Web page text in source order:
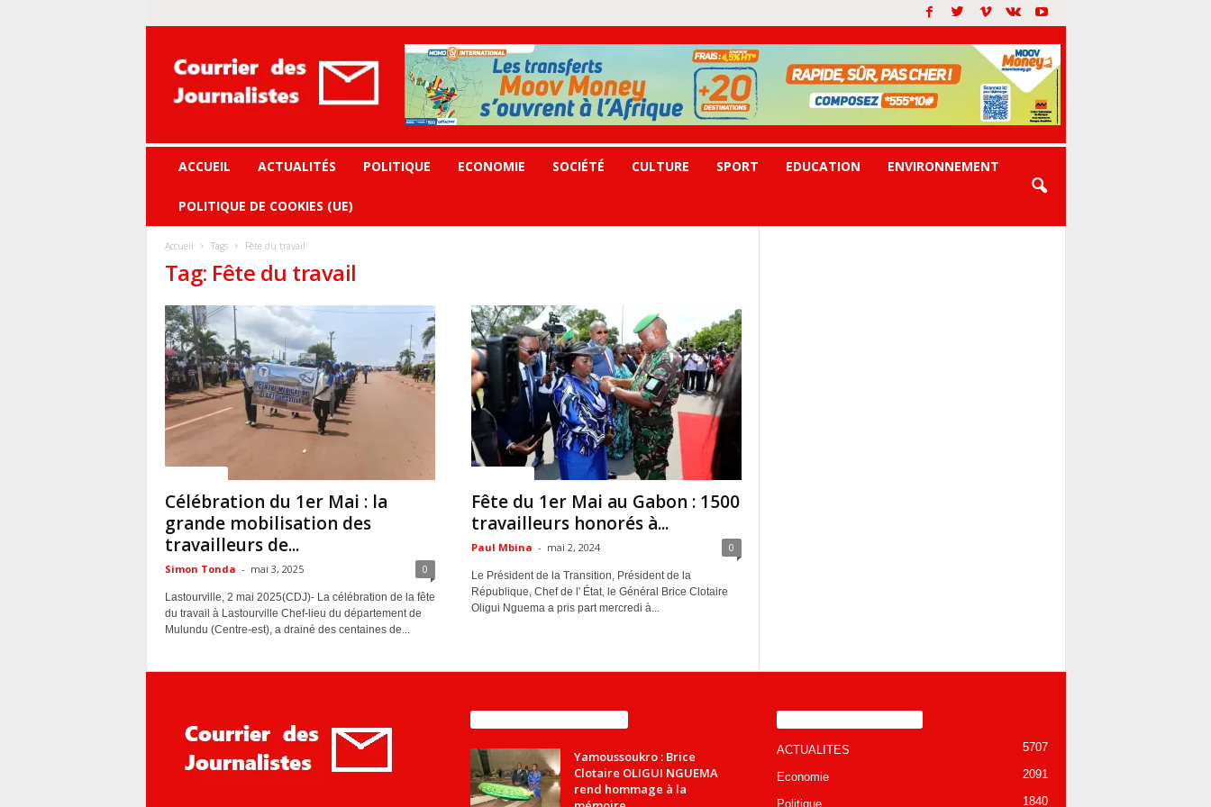
journalistes
ACCUEIL ACTUALITÉS POLITIQUE ECONOMIE SOCIÉTÉ CULTURE SPORT EDUCATION ENVIRONNEMENT
POLITIQUE DE COOKIES (UE)
Accueil Tags Fête du travail
Tag: Fête du travail
Célébration du 1er Mai : la
grande mobilisation des
travailleurs de...
Simon Tonda - mai 3, 2025 0
Lastourville, 2 mai 2025(CDJ)- La célébration de la fête
du travail à Lastourville Chef-lieu du département de
Mulundu (Centre-est), a drainé des centaines de...
Fête du 1er Mai au Gabon : 1500
travailleurs honorés à...
Paul Mbina - mai 2, 2024 0
Le Président de la Transition, Président de la
République, Chef de l' État, le Général Brice Clotaire
Oligui Nguema a pris part mercredi à...
Yamoussoukro : Brice
Clotaire OLIGUI NGUEMA
rend hommage à la
ACTUALITES 5707
Economie 2091
Politique 1840